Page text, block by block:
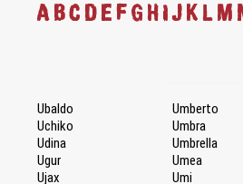
A BC D E F G H IJ K L M
Ubaldo
Uchiko
Udina
Ugur
Ujax
Umberto
Umbra
Umbrella
Umea
Umi